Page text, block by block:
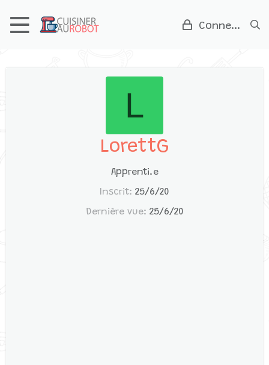
Connexion
L
LorettG
Apprenti.e
Inscrit 25/6/20
Dernière vue 25/6/20